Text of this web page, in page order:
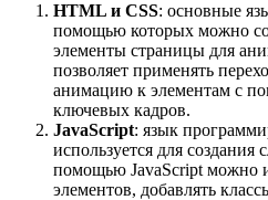
HTML и CSS: основные
помощью которых можно
элементы страницы для
позволяет применять
анимацию к элементам с
ключевых кадров.
JavaScript: язык
используется для
помощью JavaScript можно
элементов, добавлять